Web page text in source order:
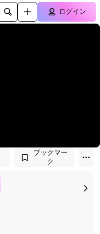
ログイン
ブックマー
ク